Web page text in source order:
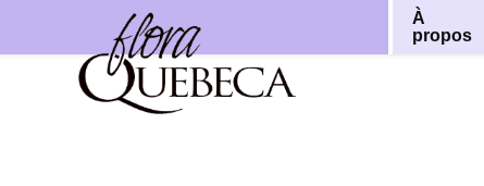
Aller
À
propos